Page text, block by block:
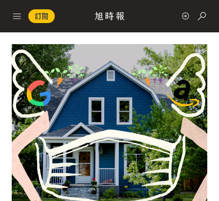
訂閱
快速連結
政治
經濟
科技